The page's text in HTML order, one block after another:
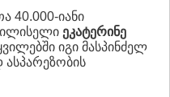
40.000-იანი
ეკატერინე
იგი მასპინძელ